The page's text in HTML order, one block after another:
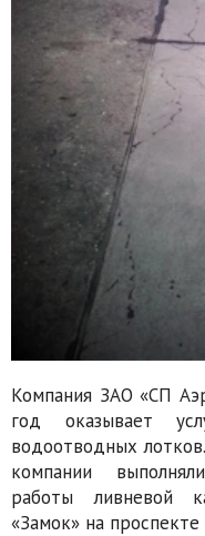
Компания ЗАО «СП
год оказывает
водоотводных
компании
работы ливневой
«Замок» на